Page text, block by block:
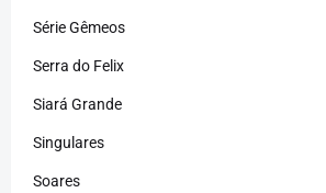
Série Gêmeos
Serra do Felix
Siará Grande
Singulares
Soares